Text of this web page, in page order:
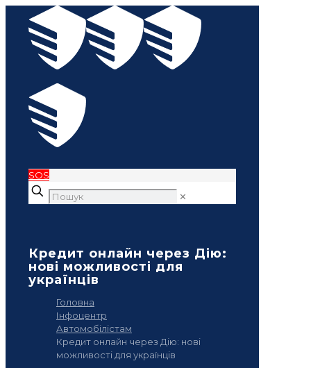
SOS
✕
Кредит онлайн через Дію:
нові можливості для
українців
Головна
Інфоцентр
Автомобілістам
Кредит онлайн через Дію: нові
можливості для українців